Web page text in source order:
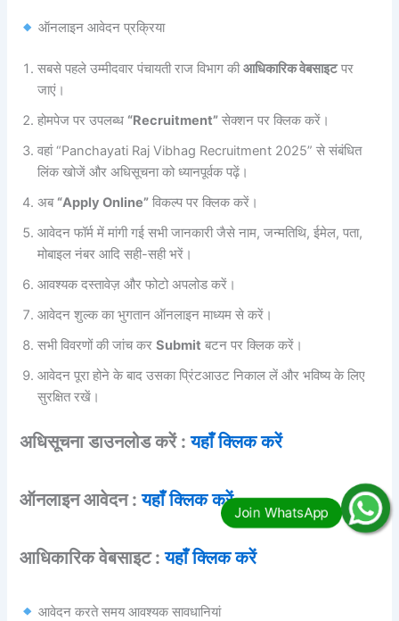
ऑनलाइन आवेदन प्रक्रिया
सबसे पहले उम्मीदवार पंचायती राज विभाग कीआधिकारिक वेबसाइटपर
जाएं।
होमपेज पर उपलब्ध “Recruitment” सेक्शन पर क्लिक करें।
वहां “Panchayati Raj Vibhag Recruitment 2025” से संबंधित
लिंक खोजें और अधिसूचना को ध्यानपूर्वक पढ़ें।
अब “Apply Online” विकल्प पर क्लिक करें।
आवेदन फॉर्म में मांगी गई सभी जानकारी जैसे नाम, जन्मतिथि, ईमेल, पता,
मोबाइल नंबर आदि सही-सही भरें।
आवश्यक दस्तावेज़ और फोटो अपलोड करें।
आवेदन शुल्क का भुगतान ऑनलाइन माध्यम से करें।
सभी विवरणों की जांच करSubmit बटन पर क्लिक करें।
आवेदन पूरा होने के बाद उसका प्रिंटआउट निकाल लें और भविष्य के लिए
सुरक्षित रखें।
अधिसूचना डाउनलोड करें :यहाँ क्लिक करें
ऑनलाइन आवेदन :यहाँ क्लिक करें
आधिकारिक वेबसाइट :यहाँ क्लिक करें
आवेदन करते समय आवश्यक सावधानियां